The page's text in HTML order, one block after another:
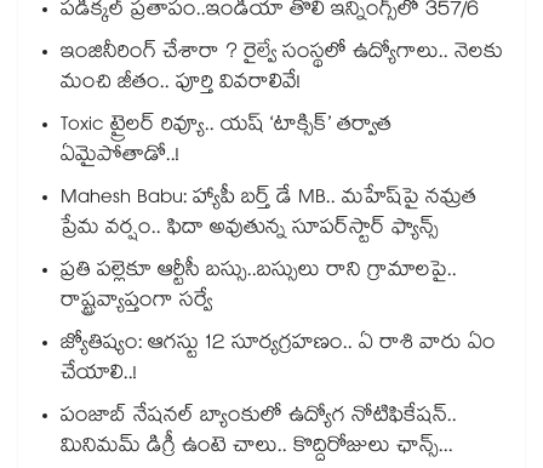
పడిక్కల్‌‌ ప్రతాపం..ఇండియా తొలి ఇన్నింగ్స్‌‌లో 357/6
ఇంజినీరింగ్ చేశారా ? రైల్వే సంస్థలో ఉద్యోగాలు.. నెలకు
మంచి జీతం.. పూర్తి వివరాలివే!
Toxic ట్రైలర్ రివ్యూ.. యష్ ‘టాక్సిక్’ తర్వాత
ఏమైపోతాడో..!
Mahesh Babu: హ్యాపీ బర్త్ డే MB.. మహేష్‌పై నమ్రత
ప్రేమ వర్షం.. ఫిదా అవుతున్న సూపర్‌స్టార్ ఫ్యాన్స్
ప్రతి పల్లెకూ ఆర్టీసీ బస్సు..బస్సులు రాని గ్రామాలపై..
రాష్ట్రవ్యాప్తంగా సర్వే
జ్యోతిష్యం: ఆగస్టు 12 సూర్యగ్రహణం.. ఏ రాశి వారు ఏం
చేయాలి..!
పంజాబ్ నేషనల్ బ్యాంకులో ఉద్యోగ నోటిఫికేషన్..
మినిమమ్ డిగ్రీ ఉంటె చాలు.. కొద్దిరోజులు ఛాన్స్...